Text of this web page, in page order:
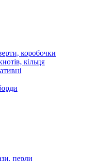
коробочки
кільця
перли